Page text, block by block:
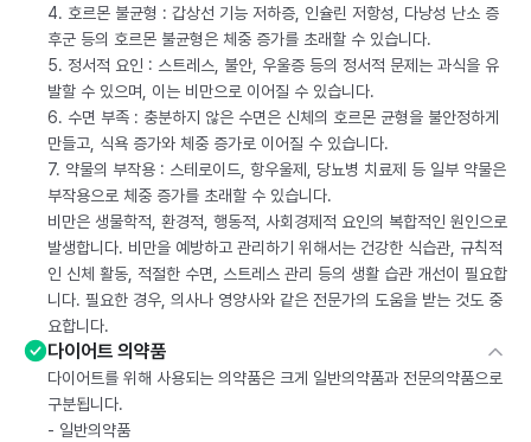
4. 호르몬 불균형 : 갑상선 기능 저하증, 인슐린 저항성, 다낭성 난소 증
후군 등의 호르몬 불균형은 체중 증가를 초래할 수 있습니다.
5. 정서적 요인 : 스트레스, 불안, 우울증 등의 정서적 문제는 과식을 유
발할 수 있으며, 이는 비만으로 이어질 수 있습니다.
6. 수면 부족 : 충분하지 않은 수면은 신체의 호르몬 균형을 불안정하게
만들고, 식욕 증가와 체중 증가로 이어질 수 있습니다.
7. 약물의 부작용 : 스테로이드, 항우울제, 당뇨병 치료제 등 일부 약물은
부작용으로 체중 증가를 초래할 수 있습니다.
비만은 생물학적, 환경적, 행동적, 사회경제적 요인의 복합적인 원인으로
발생합니다. 비만을 예방하고 관리하기 위해서는 건강한 식습관, 규칙적
인 신체 활동, 적절한 수면, 스트레스 관리 등의 생활 습관 개선이 필요합
니다. 필요한 경우, 의사나 영양사와 같은 전문가의 도움을 받는 것도 중
요합니다.
다이어트 의약품
다이어트를 위해 사용되는 의약품은 크게 일반의약품과 전문의약품으로
구분됩니다.
- 일반의약품